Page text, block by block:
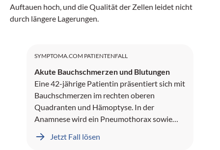
Auftauen hoch, und die Qualität der Zellen leidet nicht
durch längere Lagerungen.
SYMPTOMA.COM PATIENTENFALL
Akute Bauchschmerzen und Blutungen
Eine 42-jährige Patientin präsentiert sich mit
Bauchschmerzen im rechten oberen
Quadranten und Hämoptyse. In der
Anamnese wird ein Pneumothorax sowie
Jetzt Fall lösen